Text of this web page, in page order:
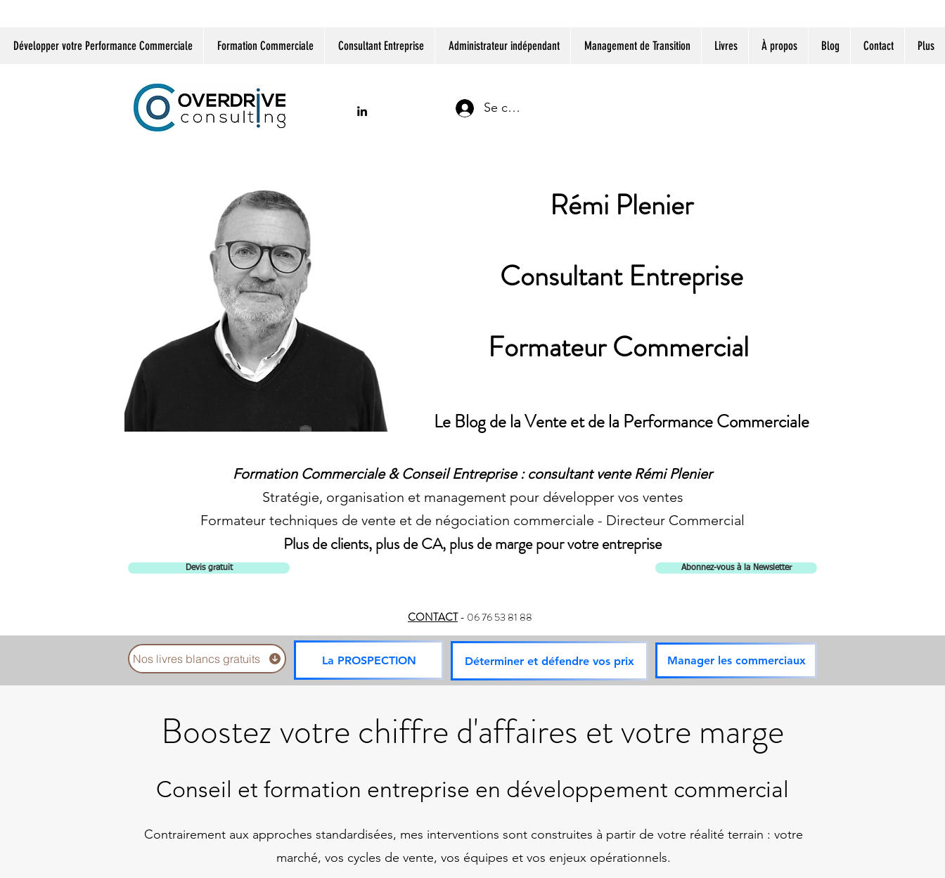
Développer votre Performance Commerciale Formation Commerciale Consultant Entreprise Administrateur indépendant Management de Transition Livres À propos Blog Contact Plus
Se connecter
Rémi Plenier
Consultant Entreprise
Formateur Commercial
Le Blog de la Vente et de la Performance Commerciale
Formation Commerciale & Conseil Entreprise : consultant vente Rémi Plenier
Stratégie, organisation et management pour développer vos ventes
Formateur techniques de vente et de négociation commerciale - Directeur Commercial
Plus de clients, plus de CA, plus de marge pour votre entreprise
Devis gratuit Abonnez-vous à la Newsletter
CONTACT- 06 76 53 81 88
Nos livres blancs gratuits La PROSPECTION Déterminer et défendre vos prix Manager les commerciaux
Boostez votre chiffre d'affaires et votre marge
Conseil et formation entreprise en développement commercial
​Contrairement aux approches standardisées, mes interventions sont construites à partir de votre réalité terrain : votre
marché, vos cycles de vente, vos équipes et vos enjeux opérationnels.